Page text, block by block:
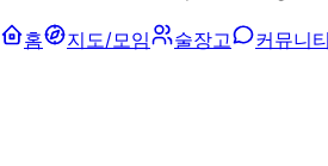
홈 지도/모임 술장고 커뮤니티